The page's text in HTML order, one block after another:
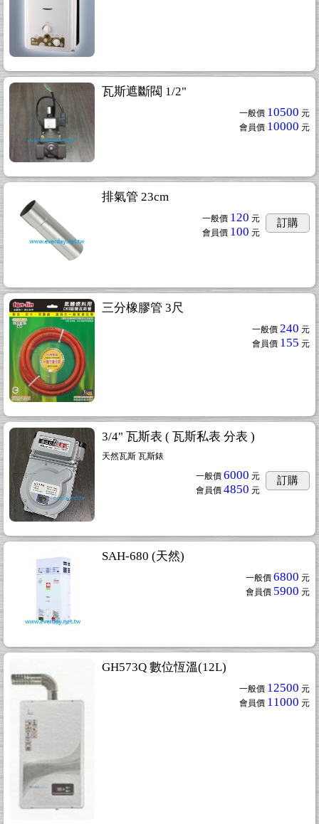
瓦斯遮斷閥 1/2"
一般價 10500 元
會員價 10000 元
排氣管 23cm
一般價 120 元
會員價 100 元
訂購
三分橡膠管 3尺
一般價 240 元
會員價 155 元
3/4" 瓦斯表 ( 瓦斯私表 分表 )
天然瓦斯 瓦斯錶
一般價 6000 元
會員價 4850 元
訂購
SAH-680 (天然)
一般價 6800 元
會員價 5900 元
GH573Q 數位恆溫(12L)
一般價 12500 元
會員價 11000 元